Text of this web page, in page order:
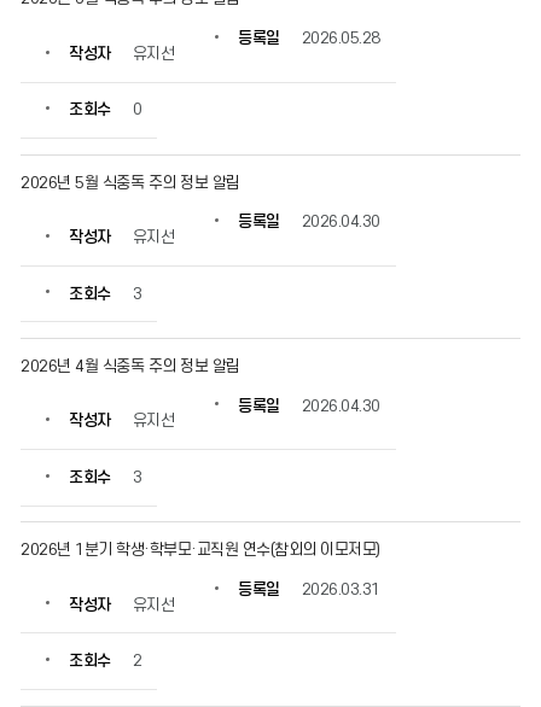
자,
록
수
니
다.
작성자 유지선
등록일 2026.05.28
조회수 0
2026년 5월 식중독 주의 정보 알림
작성자 유지선
등록일 2026.04.30
조회수 3
2026년 4월 식중독 주의 정보 알림
작성자 유지선
등록일 2026.04.30
조회수 3
2026년 1분기 학생·학부모·교직원 연수(참외의 이모저모)
작성자 유지선
등록일 2026.03.31
조회수 2